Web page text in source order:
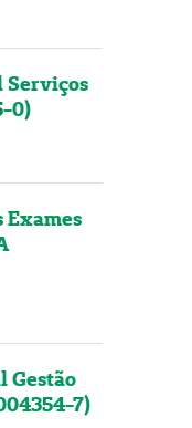
Serviços
0)
Exames
Gestão
7)